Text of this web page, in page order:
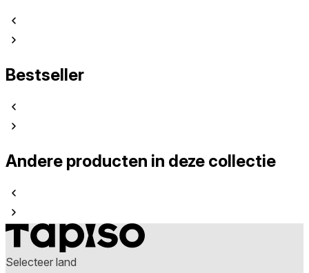
Bestseller
Andere producten in deze collectie
Selecteer land